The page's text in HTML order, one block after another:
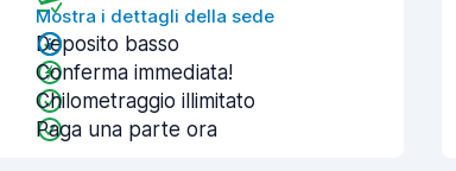
Mostra i dettagli della sede
Deposito basso
Conferma immediata!
Chilometraggio illimitato
Paga una parte ora